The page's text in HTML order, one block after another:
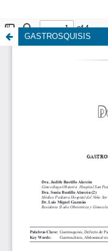
GASTROSQUISIS